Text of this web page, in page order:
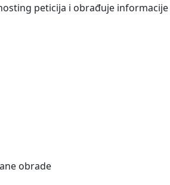
peticija i obrađuje
obrade